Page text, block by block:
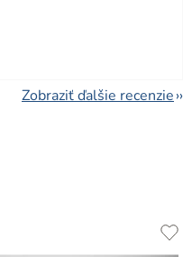
Zobraziť ďalšie recenzie